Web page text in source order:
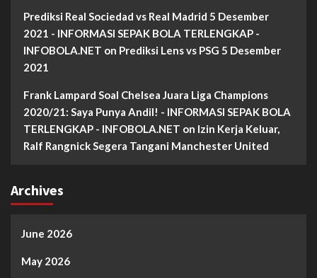
Prediksi Real Sociedad vs Real Madrid 5 Desember
2021 - INFORMASI SEPAK BOLA TERLENGKAP -
INFOBOLA.NET on Prediksi Lens vs PSG 5 Desember
2021
Frank Lampard Soal Chelsea Juara Liga Champions
2020/21: Saya Punya Andil! - INFORMASI SEPAK BOLA
TERLENGKAP - INFOBOLA.NET on Izin Kerja Keluar,
Ralf Rangnick Segera Tangani Manchester United
Archives
June 2026
May 2026